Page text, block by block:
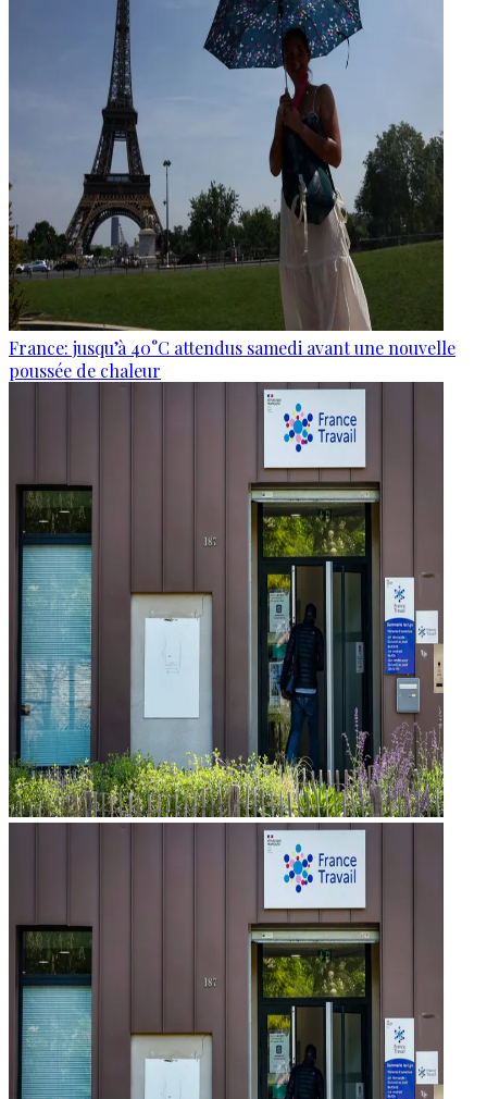
France: jusqu’à 40°C attendus samedi avant une nouvelle
poussée de chaleur